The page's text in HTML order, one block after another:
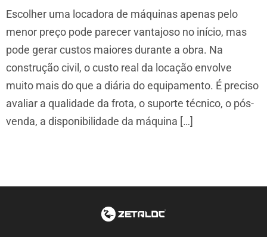
Escolher uma locadora de máquinas apenas pelo
menor preço pode parecer vantajoso no início, mas
pode gerar custos maiores durante a obra. Na
construção civil, o custo real da locação envolve
muito mais do que a diária do equipamento. É preciso
avaliar a qualidade da frota, o suporte técnico, o pós-
venda, a disponibilidade da máquina […]